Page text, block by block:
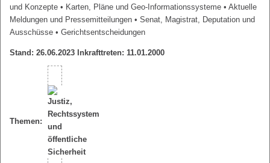
und Konzepte • Karten, Pläne und Geo-Informationssysteme • Aktuelle
Meldungen und Pressemitteilungen • Senat, Magistrat, Deputation und
Ausschüsse • Gerichtsentscheidungen
Stand: 26.06.2023 Inkrafttreten: 11.01.2000
Themen: